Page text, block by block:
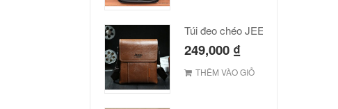
249,000 ₫
THÊM VÀO GIỎ